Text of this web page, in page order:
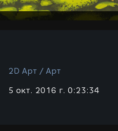
2D Арт / Арт
5 окт. 2016 г. 0:23:34